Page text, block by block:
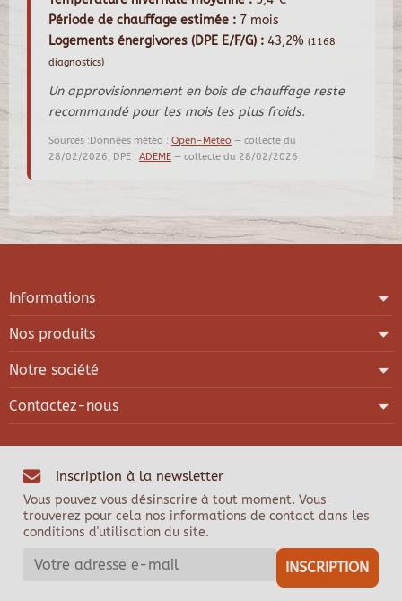
Période de chauffage estimée : 7 mois
Logements énergivores (DPE E/F/G) : 43,2% (1168
diagnostics)
Un approvisionnement en bois de chauffage reste
recommandé pour les mois les plus froids.
Sources :Données météo : Open-Meteo — collecte du
28/02/2026, DPE : ADEME — collecte du 28/02/2026
Informations
Nos produits
Notre société
Contactez-nous
Inscription à la newsletter
Vous pouvez vous désinscrire à tout moment. Vous
trouverez pour cela nos informations de contact dans les
conditions d'utilisation du site.